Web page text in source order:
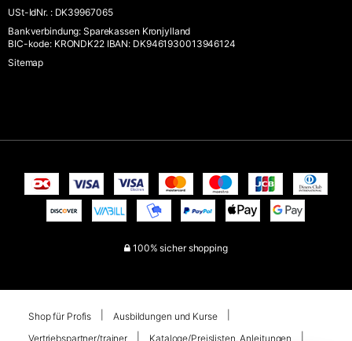
USt-IdNr. :DK39967065
Bankverbindung: Sparekassen Kronjylland
BIC-kode: KRONDK22 IBAN: DK9461930013946124
Sitemap
100% sicher shopping
Shop für Profis
Ausbildungen und Kurse
Vertriebspartner/trainer
Kataloge/Preislisten, Anleitungen